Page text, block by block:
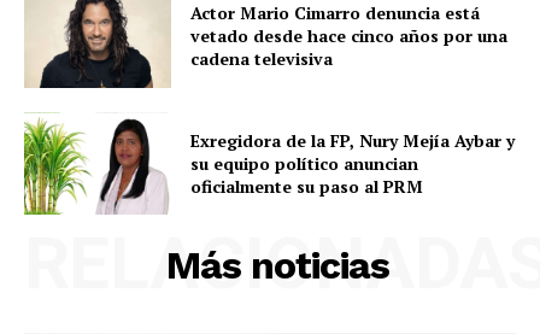
Actor Mario Cimarro denuncia está
vetado desde hace cinco años por una
cadena televisiva
Exregidora de la FP, Nury Mejía Aybar y
su equipo político anuncian
oficialmente su paso al PRM
Más noticias